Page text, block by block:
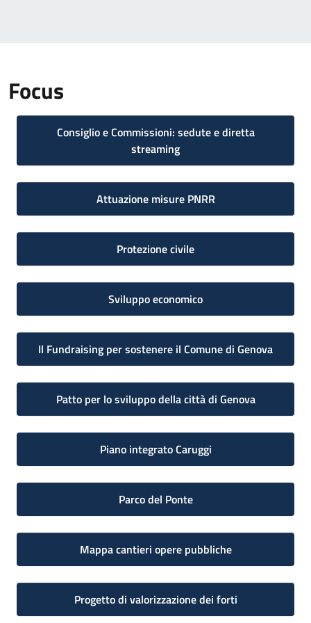
Focus
Consiglio e Commissioni: sedute e diretta
streaming
Attuazione misure PNRR
Protezione civile
Sviluppo economico
Il Fundraising per sostenere il Comune di Genova
Patto per lo sviluppo della città di Genova
Piano integrato Caruggi
Parco del Ponte
Mappa cantieri opere pubbliche
Progetto di valorizzazione dei forti